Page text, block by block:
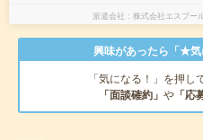
派遣会社 株式会社エスプー
興味があったら「★気
「気になる！」を押
「面談確約」 や 「応